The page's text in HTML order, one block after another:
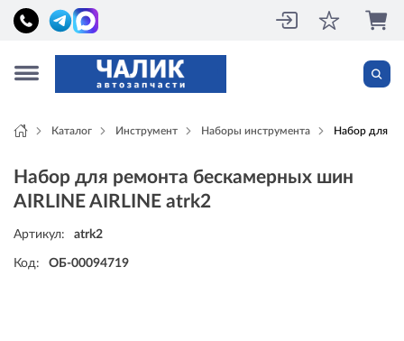
Каталог Инструмент Наборы инструмента Набор для
Набор для ремонта бескамерных шин
AIRLINE AIRLINE atrk2
Артикул: atrk2
Код: ОБ-00094719